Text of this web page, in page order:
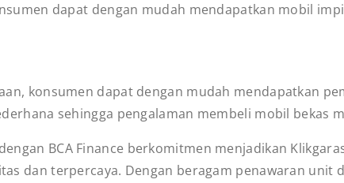
dapat dengan mudah mendapatkan mobil
konsumen dapat dengan mudah mendapatkan
sehingga pengalaman membeli mobil bekas
BCA Finance berkomitmen menjadikan
dan terpercaya. Dengan beragam penawaran unit